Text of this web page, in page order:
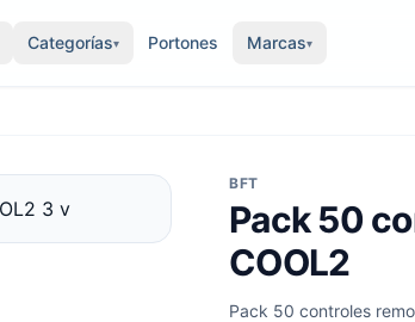
Categorías▾ Portones Marcas▾
BFT
Pack 50
COOL2
Pack 50 controles